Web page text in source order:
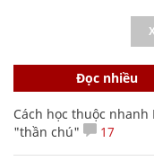
Đọc nhiều
Cách học thuộc
"thần chú"
17